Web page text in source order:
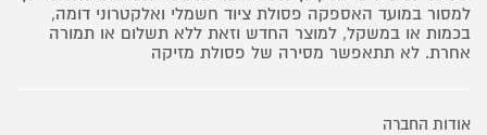
למסור במועד האספקה פסולת ציוד חשמלי ואלקטרוני דומה,
בכמות או במשקל, למוצר החדש וזאת ללא תשלום או תמורה
אחרת. לא תתאפשר מסירה של פסולת מזיקה
אודות החברה